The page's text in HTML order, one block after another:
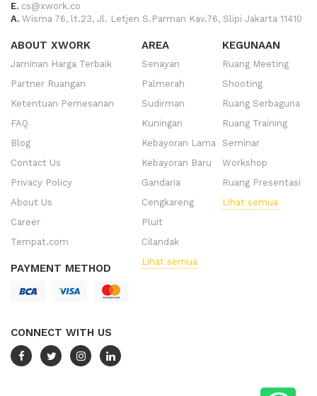
E. cs@xwork.co
A. Wisma 76, lt.23, Jl. Letjen S.Parman Kav.76, Slipi Jakarta 11410
ABOUT XWORK
Jaminan Harga Terbaik
Partner Ruangan
Ketentuan Pemesanan
FAQ
Blog
Contact Us
Privacy Policy
About Us
Career
Tempat.com
PAYMENT METHOD
CONNECT WITH US
AREA
Senayan
Palmerah
Sudirman
Kuningan
Kebayoran Lama
Kebayoran Baru
Gandaria
Cengkareng
Pluit
Cilandak
Lihat semua
KEGUNAAN
Ruang Meeting
Shooting
Ruang Serbaguna
Ruang Training
Seminar
Workshop
Ruang Presentasi
Lihat semua